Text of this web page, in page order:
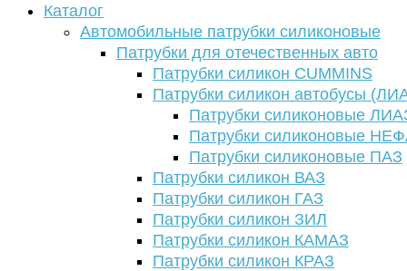
Каталог
Автомобильные патрубки силиконовые
Патрубки для отечественных авто
Патрубки силикон CUMMINS
Патрубки силикон автобусы
Патрубки силиконовые
Патрубки силиконовые
Патрубки силиконовые ПАЗ
Патрубки силикон ВАЗ
Патрубки силикон ГАЗ
Патрубки силикон ЗИЛ
Патрубки силикон КАМАЗ
Патрубки силикон КРАЗ